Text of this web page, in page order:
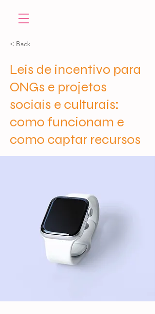
< Back
Leis de incentivo para
ONGs e projetos
sociais e culturais:
como funcionam e
como captar recursos